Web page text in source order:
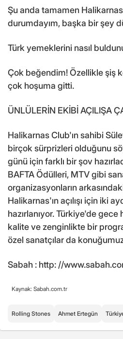
Şu anda tamamen
durumdayım, başka bir şey
Türk yemeklerini nasıl
Çok beğendim! Özellikle şiş
çok hoşuma gitti.
ÜNLÜLERİN EKİBİ AÇILIŞA
Halikarnas Club'ın sahibi
birçok sürprizleri olduğunu
günü için farklı bir şov
BAFTA Ödülleri, MTV gibi
organizasyonların
Halikarnas'ın açılışı için iki
hazırlanıyor. Türkiye'de
kalite ve zenginlikte bir
özel sanatçılar da
Sabah : http: //
Kaynak: Sabah.com.tr
Rolling Stones Ahmet Ertegün